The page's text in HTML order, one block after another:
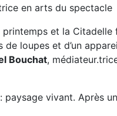
en arts du spectacle
et la Citadelle
loupes et d’un
Bouchat,
vivant. Après